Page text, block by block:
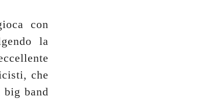
con
la
che
big band